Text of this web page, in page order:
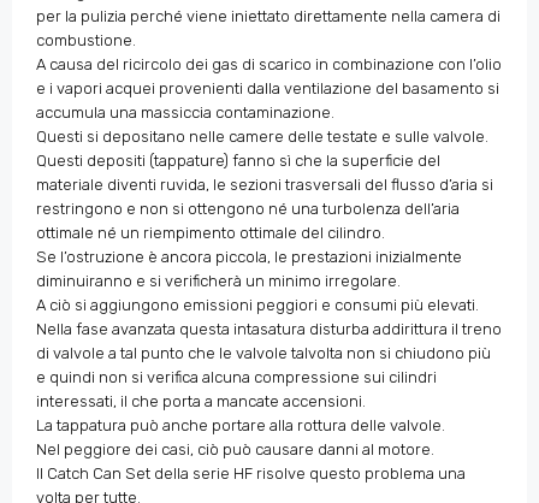
per la pulizia perché viene iniettato direttamente nella camera di
combustione.
A causa del ricircolo dei gas di scarico in combinazione con l’olio
e i vapori acquei provenienti dalla ventilazione del basamento si
accumula una massiccia contaminazione.
Questi si depositano nelle camere delle testate e sulle valvole.
Questi depositi (tappature) fanno sì che la superficie del
materiale diventi ruvida, le sezioni trasversali del flusso d’aria si
restringono e non si ottengono né una turbolenza dell’aria
ottimale né un riempimento ottimale del cilindro.
Se l’ostruzione è ancora piccola, le prestazioni inizialmente
diminuiranno e si verificherà un minimo irregolare.
A ciò si aggiungono emissioni peggiori e consumi più elevati.
Nella fase avanzata questa intasatura disturba addirittura il treno
di valvole a tal punto che le valvole talvolta non si chiudono più
e quindi non si verifica alcuna compressione sui cilindri
interessati, il che porta a mancate accensioni.
La tappatura può anche portare alla rottura delle valvole.
Nel peggiore dei casi, ciò può causare danni al motore.
Il Catch Can Set della serie HF risolve questo problema una
volta per tutte.